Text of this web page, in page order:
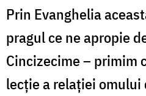
Nechifor
Prin Evanghelia
pragul ce ne apropie
Cincizecime – primim
lecție a relației omului